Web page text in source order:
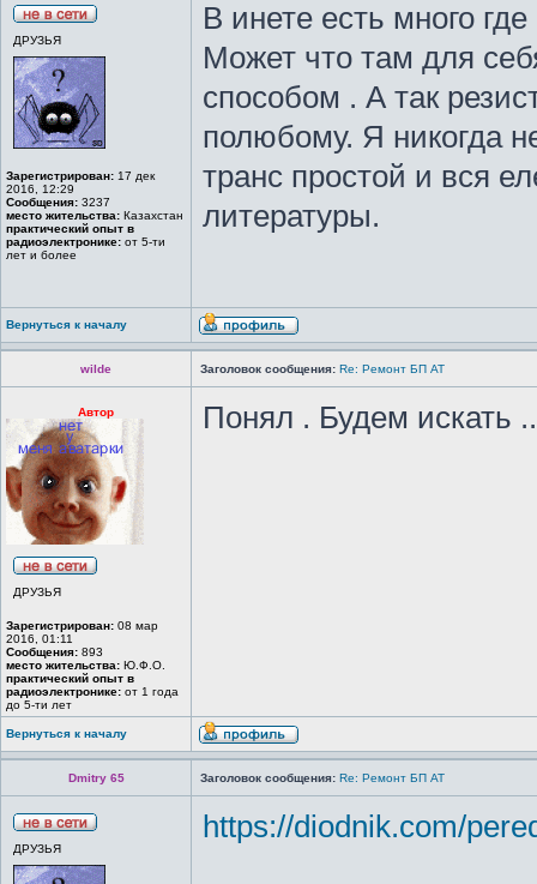
ДРУЗЬЯ
Зарегистрирован: 17 дек
2016, 12:29
Сообщения: 3237
место жительства: Казахстан
практический опыт в
радиоэлектронике: от 5-ти
лет и более
В инете есть много
Может что там для
способом . А так
полюбому. Я никогда
транс простой и вся
литературы.
Вернуться к началу
wilde Заголовок сообщения: Re: Ремонт БП АТ
Автор
ДРУЗЬЯ
Зарегистрирован: 08 мар
2016, 01:11
Сообщения: 893
место жительства: Ю.Ф.О.
практический опыт в
радиоэлектронике: от 1 года
до 5-ти лет
Понял . Будем искать
Вернуться к началу
Dmitry 65 Заголовок сообщения: Re: Ремонт БП АТ
ДРУЗЬЯ
https://diodnik.com/